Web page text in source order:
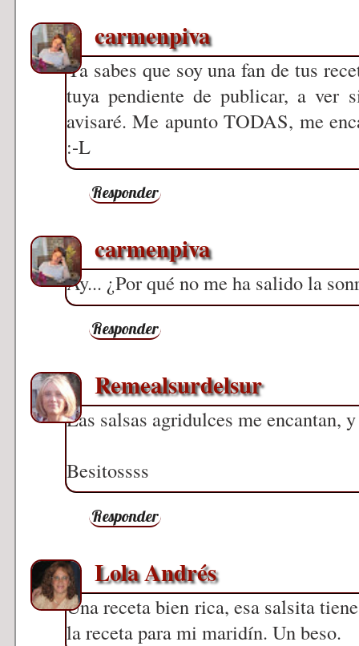
carmenpiva
Ya sabes que soy una fan de tus
tuya pendiente de publicar, a ver
avisaré. Me apunto TODAS, me
:-L
Responder
carmenpiva
Ay... ¿Por qué no me ha salido la
Responder
Remealsurdelsur
Las salsas agridulces me encantan,
Besitossss
Responder
Lola Andrés
Una receta bien rica, esa salsita
la receta para mi maridín. Un beso.